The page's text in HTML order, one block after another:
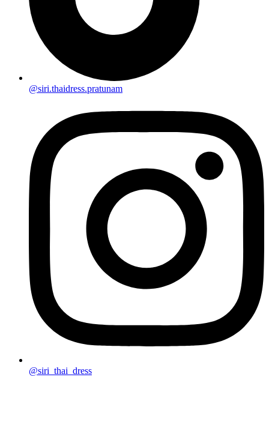
@siri.thaidress.pratunam
@siri_thai_dress